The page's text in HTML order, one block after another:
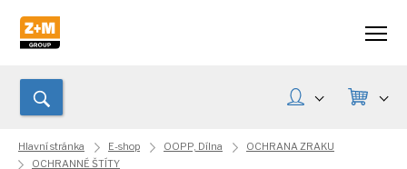
Hlavní stránka E-shop OOPP, Dílna
OCHRANA ZRAKU
OCHRANNÉ ŠTÍTY